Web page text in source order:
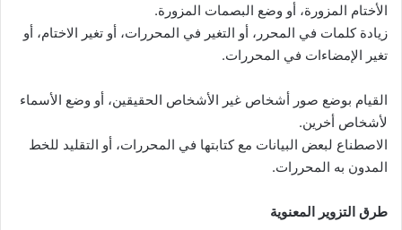
الأختام المزورة، أو وضع البصمات المزورة.
زيادة كلمات في المحرر، أو التغير في المحررات، أو تغير الاختام، أو
تغير الإمضاءات في المحررات.
القيام بوضع صور أشخاص غير الأشخاص الحقيقين، أو وضع الأسماء
لأشخاص أخرين.
الاصطناع لبعض البيانات مع كتابتها في المحررات، أو التقليد للخط
المدون به المحررات.
طرق التزوير المعنوية